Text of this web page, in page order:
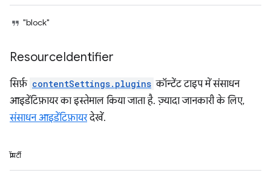
"block"
ResourceIdentifier
सिर्फ़ contentSettings.plugins कॉन्टेंट टाइप में संसाधन
आइडेंटिफ़ायर का इस्तेमाल किया जाता है. ज़्यादा जानकारी के लिए,
संसाधन आइडेंटिफ़ायरदेखें.
प्रॉपर्टी